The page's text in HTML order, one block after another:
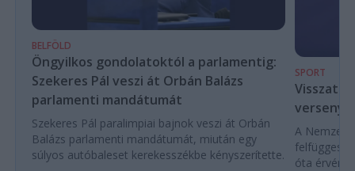
BELFÖLD
Öngyilkos gondolatoktól a parlamentig:
Szekeres Pál veszi át Orbán Balázs
parlamenti mandátumát
Szekeres Pál paralimpiai bajnok veszi át Orbán
Balázs parlamenti mandátumát, miután egy
súlyos autóbaleset kerekesszékbe kényszerítette.
SPORT
A
óta